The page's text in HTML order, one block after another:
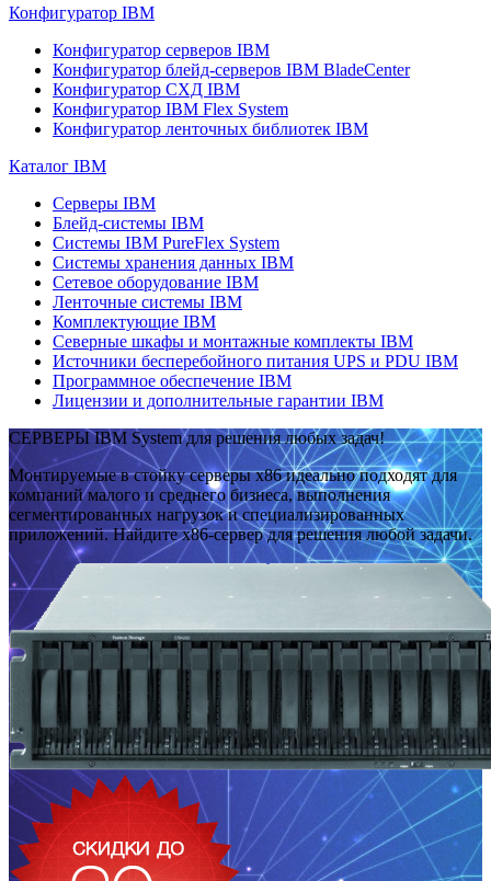
Конфигуратор IBM
Конфигуратор серверов IBM
Конфигуратор блейд-серверов IBM BladeCenter
Конфигуратор СХД IBM
Конфигуратор IBM Flex System
Конфигуратор ленточных библиотек IBM
Каталог IBM
Серверы IBM
Блейд-системы IBM
Системы IBM PureFlex System
Системы хранения данных IBM
Сетевое оборудование IBM
Ленточные системы IBM
Комплектующие IBM
Северные шкафы и монтажные комплекты IBM
Источники бесперебойного питания UPS и PDU IBM
Программное обеспечение IBM
Лицензии и дополнительные гарантии IBM
СЕРВЕРЫ IBM System для решения любых задач!
Монтируемые в стойку серверы x86 идеально подходят для
компаний малого и среднего бизнеса, выполнения
сегментированных нагрузок и специализированных
приложений. Найдите x86-сервер для решения любой задачи.